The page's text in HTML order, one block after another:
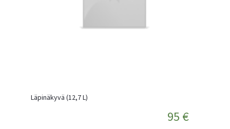
Läpinäkyvä (12,7 L)
95 €